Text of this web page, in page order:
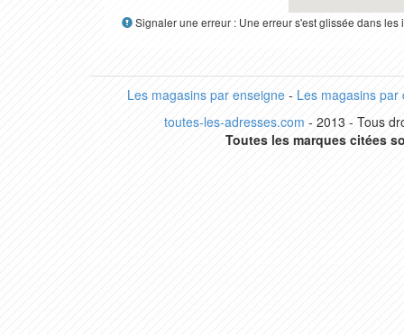
Signaler une erreur : Une erreur s'est glissée dans
Les magasins par enseigne- Les magasins par
toutes-les-adresses.com - 2013 - Tous
Toutes les marques citées